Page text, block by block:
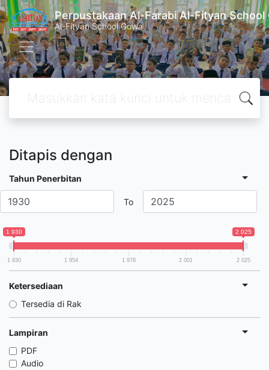
Perpustakaan Al-Farabi Al-Fityan School
Al-Fityan School Gowa
Ditapis dengan
Tahun Penerbitan
To
1 930 2 025
1 930 1 954 1 978 2 001 2 025
Ketersediaan
Tersedia di Rak
Lampiran
PDF
Audio